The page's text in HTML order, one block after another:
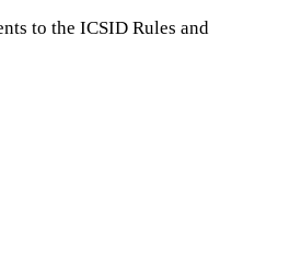
to the ICSID Rules and